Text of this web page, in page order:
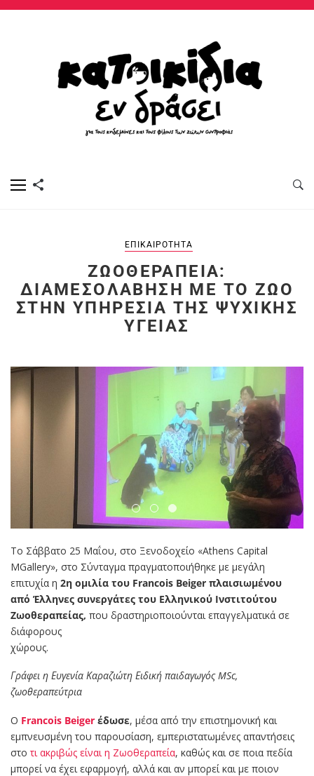
ΕΠΙΚΑΙΡΌΤΗΤΑ
ΖΩΟΘΕΡΑΠΕΊΑ:
ΔΙΑΜΕΣΟΛΆΒΗΣΗ ΜΕ ΤΟ ΖΏΟ
ΣΤΗΝ ΥΠΗΡΕΣΊΑ ΤΗΣ ΨΥΧΙΚΉΣ
ΥΓΕΊΑΣ
Το Σάββατο 25 Μαΐου, στο Ξενοδοχείο «Athens Capital
MGallery», στο Σύνταγμα πραγματοποιήθηκε με μεγάλη
επιτυχία η 2η ομιλία του Francois Beiger πλαισιωμένου
από Έλληνες συνεργάτες του Ελληνικού Ινστιτούτου
Ζωοθεραπείας, που δραστηριοποιούνται επαγγελματικά σε
διάφορους
χώρους.
Γράφει η Ευγενία Καραζιώτη Ειδική παιδαγωγός MSc,
ζωοθεραπεύτρια
Ο Francois Beiger έδωσε, μέσα από την επιστημονική και
εμπνευσμένη του παρουσίαση, εμπεριστατωμένες απαντήσεις
στο τι ακριβώς είναι η Ζωοθεραπεία, καθώς και σε ποια πεδία
μπορεί να έχει εφαρμογή, αλλά και αν μπορεί και με ποιον